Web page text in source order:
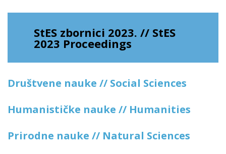
StES zbornici 2023. // StES
2023 Proceedings
Društvene nauke // Social Sciences
Humanističke nauke // Humanities
Prirodne nauke // Natural Sciences